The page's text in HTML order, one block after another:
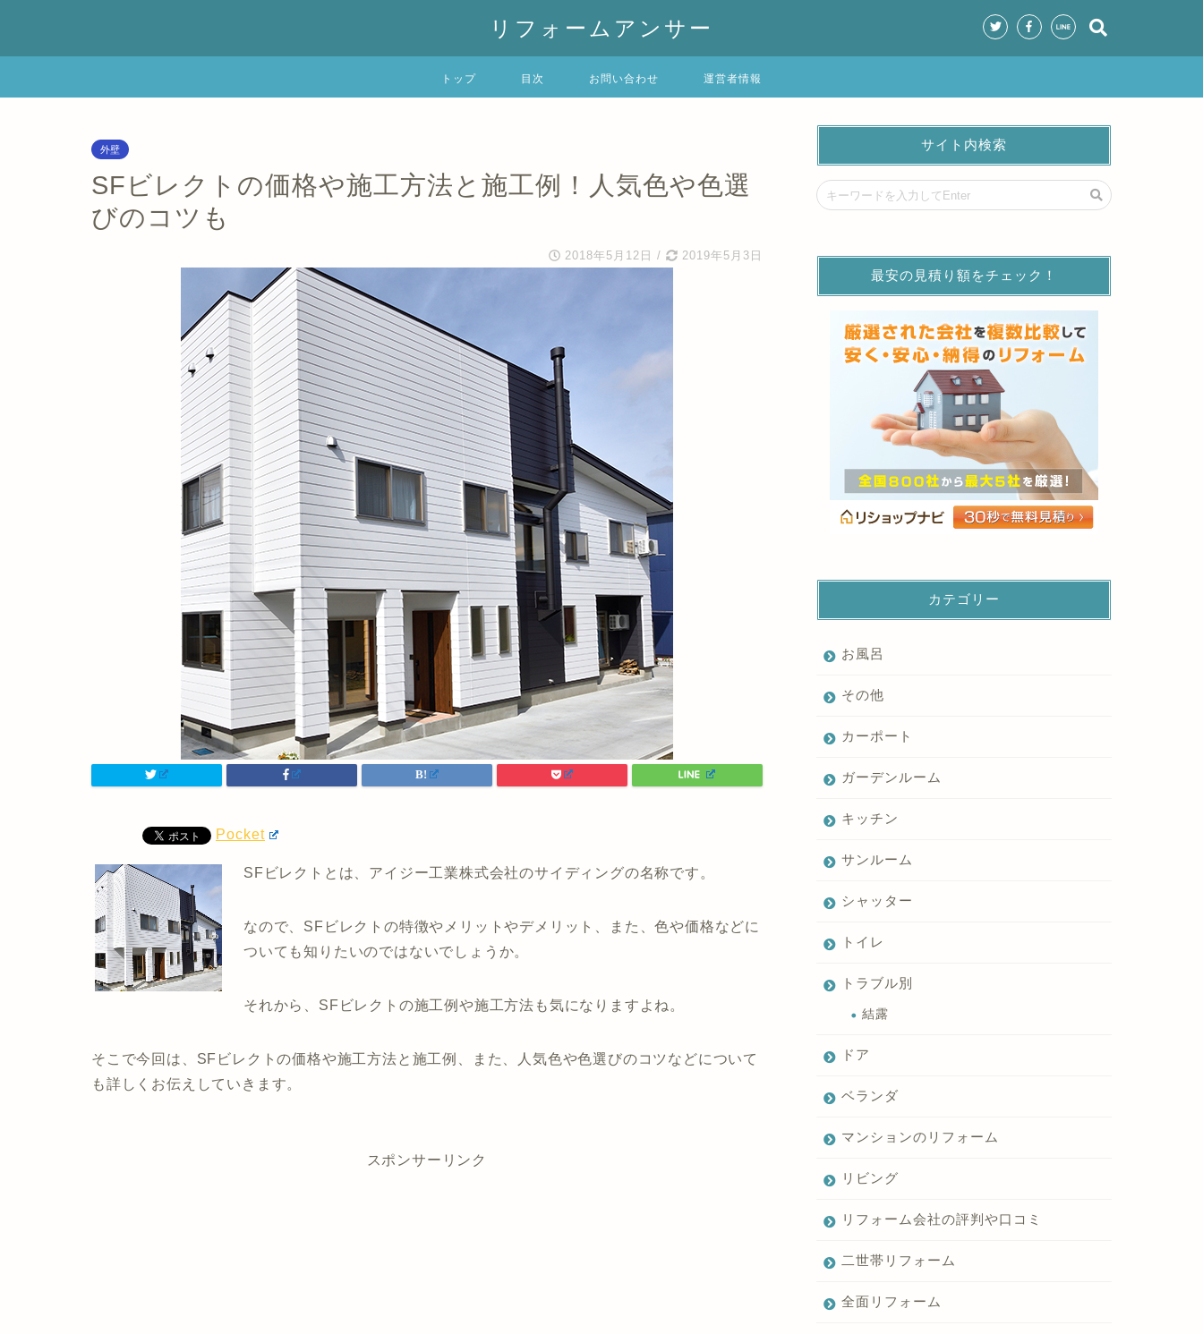
リフォームアンサー
トップ 目次 お問い合わせ 運営者情報
外壁
SFビレクトの価格や施工方法と施工例！人気色や色選
びのコツも
2018年5月12日 / 2019年5月3日
Pocket
SFビレクトとは、アイジー工業株式会社のサイディングの名称です。
なので、SFビレクトの特徴やメリットやデメリット、また、色や価格などに
ついても知りたいのではないでしょうか。
それから、SFビレクトの施工例や施工方法も気になりますよね。
そこで今回は、SFビレクトの価格や施工方法と施工例、また、人気色や色選びのコツなどについて
も詳しくお伝えしていきます。
スポンサーリンク
サイト内検索
最安の見積り額をチェック！
カテゴリー
お風呂
その他
カーポート
ガーデンルーム
キッチン
サンルーム
シャッター
トイレ
トラブル別
結露
ドア
ベランダ
マンションのリフォーム
リビング
リフォーム会社の評判や口コミ
二世帯リフォーム
全面リフォーム